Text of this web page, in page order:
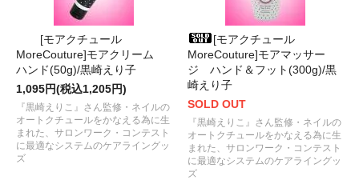
[モアクチュール
MoreCouture]モアクリーム
ハンド(50g)/黒崎えり子
1,095円(税込1,205円)
『黒崎えりこ』さん監修・ネイルの
オートクチュールをかなえる為に生
まれた、サロンワーク・コンテスト
に最適なシステムのケアライングッ
ズ
[モアクチュール
MoreCouture]モアマッサー
ジ ハンド＆フット(300g)/黒
崎えり子
SOLD OUT
『黒崎えりこ』さん監修・ネイルの
オートクチュールをかなえる為に生
まれた、サロンワーク・コンテスト
に最適なシステムのケアライングッ
ズ